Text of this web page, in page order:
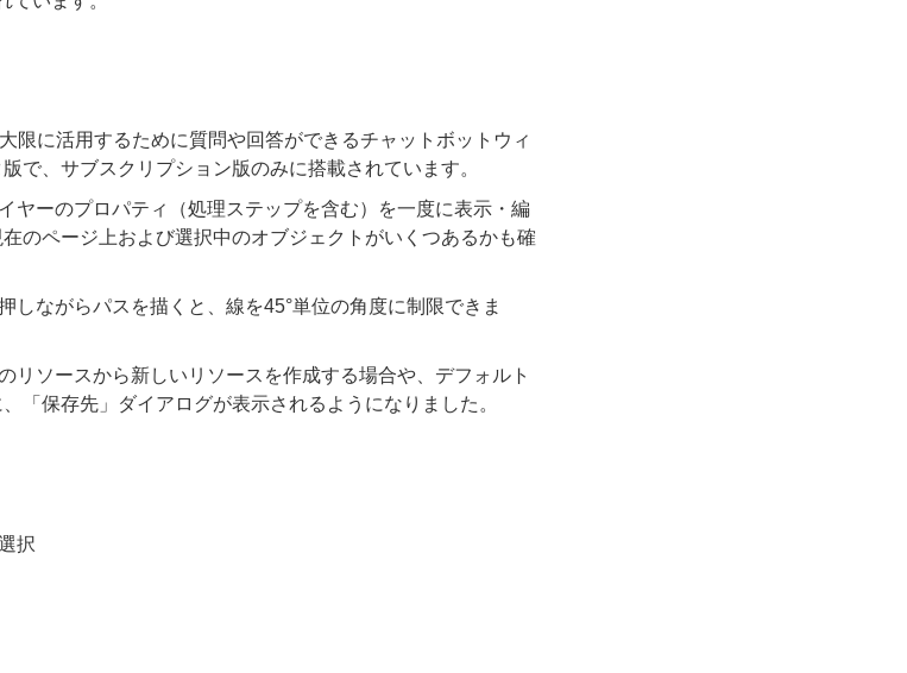
限に活用するために質問や回答ができるチャットボットウィ
で、サブスクリプション版のみに搭載されています。
ヤーのプロパティ（処理ステップを含む）を一度に表示・編
のページ上および選択中のオブジェクトがいくつあるかも確
しながらパスを描くと、線を45°単位の角度に制限できま
のリソースから新しいリソースを作成する場合や、デフォルト
「保存先」ダイアログが表示されるようになりました。
択